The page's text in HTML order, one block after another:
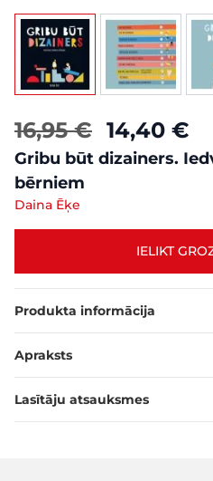
View larger imageView larger
16,95 € 14,40 €
Gribu būt dizainers.
bērniem
Daina Ēķe
IELIKT
Produkta informācija
Apraksts
Lasītāju atsauksmes